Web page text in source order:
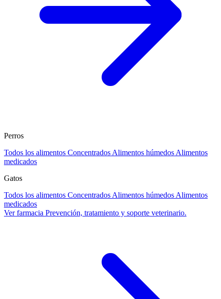
Perros
Todos los alimentos Concentrados Alimentos húmedos Alimentos
medicados
Gatos
Todos los alimentos Concentrados Alimentos húmedos Alimentos
medicados
Ver farmacia Prevención, tratamiento y soporte veterinario.